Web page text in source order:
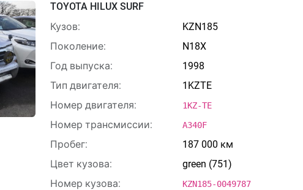
TOYOTA HILUX SURF
Кузов:
KZN185
Поколение:
N18X
Год выпуска:
1998
Тип двигателя:
1KZTE
Номер двигателя:
1KZ-TE
Номер трансмиссии: A340F
Пробег:
187 000 км
Цвет кузова:
green (751)
Номер кузова:
KZN185-0049787